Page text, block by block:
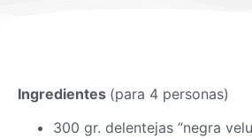
Ingredientes (para 4 personas)
300 gr. delentejas “negra